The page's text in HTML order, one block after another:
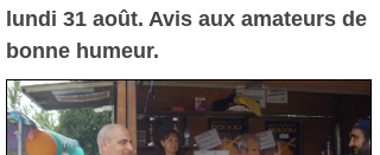
lundi 31 août. Avis aux amateurs de
bonne humeur.